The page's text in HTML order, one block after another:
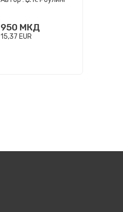
950 МКД
15,37 EUR